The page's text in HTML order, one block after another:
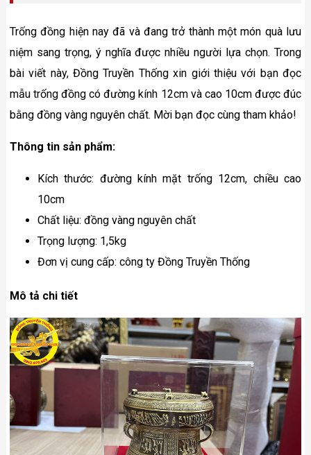
Trống đồng hiện nay đã và đang trở thành một món quà lưu
niệm sang trọng, ý nghĩa được nhiều người lựa chọn. Trong
bài viết này, Đồng Truyền Thống xin giới thiệu với bạn đọc
mẫu trống đồng có đường kính 12cm và cao 10cm được đúc
bằng đồng vàng nguyên chất. Mời bạn đọc cùng tham khảo!
Thông tin sản phẩm:
Kích thước: đường kính mặt trống 12cm, chiều cao
10cm
Chất liệu: đồng vàng nguyên chất
Trọng lượng: 1,5kg
Đơn vị cung cấp: công ty Đồng Truyền Thống
Mô tả chi tiết